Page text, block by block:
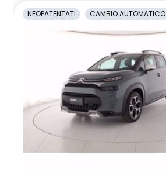
NEOPATENTATI CAMBIO AUTOMATICO